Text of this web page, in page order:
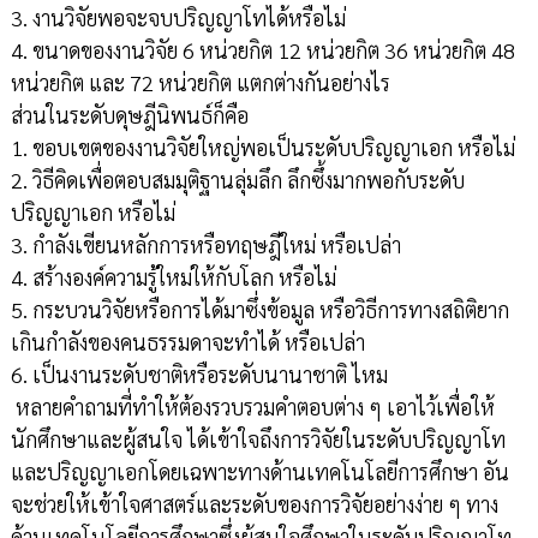
3. งานวิจัยพอจะจบปริญญาโทได้หรือไม่
4. ขนาดของงานวิจัย 6 หน่วยกิต 12 หน่วยกิต 36 หน่วยกิต 48
หน่วยกิต และ 72 หน่วยกิต แตกต่างกันอย่างไร
ส่วนในระดับดุษฎีนิพนธ์ก็คือ
1. ขอบเขตของงานวิจัยใหญ่พอเป็นระดับปริญญาเอก หรือไม่
2. วิธีคิดเพื่อตอบสมมุติฐานลุ่มลึก ลึกซึ้งมากพอกับระดับ
ปริญญาเอก หรือไม่
3. กำลังเขียนหลักการหรือทฤษฎีใหม่ หรือเปล่า
4. สร้างองค์ความรู้ใหม่ให้กับโลก หรือไม่
5. กระบวนวิจัยหรือการได้มาซึ่งข้อมูล หรือวิธีการทางสถิติยาก
เกินกำลังของคนธรรมดาจะทำได้ หรือเปล่า
6. เป็นงานระดับชาติหรือระดับนานาชาติ ไหม
หลายคำถามที่ทำให้ต้องรวบรวมคำตอบต่าง ๆ เอาไว้เพื่อให้
นักศึกษาและผู้สนใจ ได้เข้าใจถึงการวิจัยในระดับปริญญาโท
และปริญญาเอกโดยเฉพาะทางด้านเทคโนโลยีการศึกษา อัน
จะช่วยให้เข้าใจศาสตร์และระดับของการวิจัยอย่างง่าย ๆ ทาง